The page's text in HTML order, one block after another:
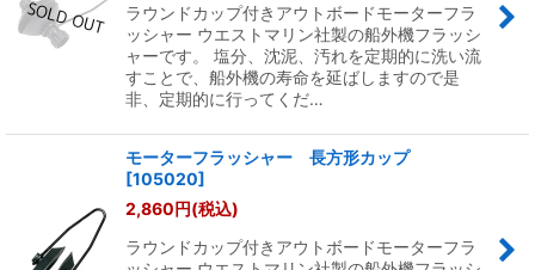
ラウンドカップ付きアウトボードモーターフラ
ッシャー ウエストマリン社製の船外機フラッシ
ャーです。 塩分、沈泥、汚れを定期的に洗い流
すことで、船外機の寿命を延ばしますので是
非、定期的に行ってくだ…
モーターフラッシャー 長方形カップ
[105020]
2,860円(税込)
ラウンドカップ付きアウトボードモーターフラ